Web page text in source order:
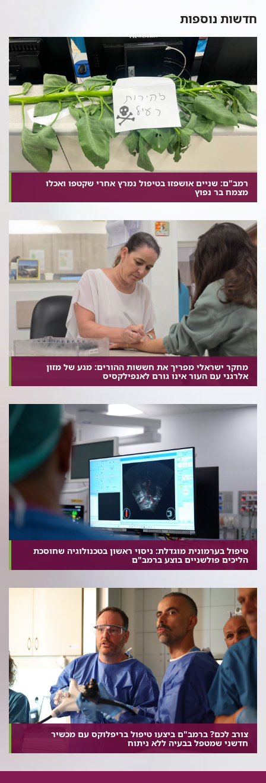
חדשות נוספות
רמב"ם: שניים אושפזו בטיפול נמרץ אחרי שקטפו ואכלו
מצמח בר נפוץ
מחקר ישראלי מפריך את חששות ההורים: מגע של מזון
אלרגני עם העור אינו גורם לאנפילקסיס
טיפול בערמונית מוגדלת: ניסוי ראשון בטכנולוגיה שחוסכת
הליכים פולשניים בוצע ברמב"ם
צורב לכם? ברמב"ם ביצעו טיפול בריפלוקס עם מכשיר
חדשני שמטפל בבעיה ללא ניתוח